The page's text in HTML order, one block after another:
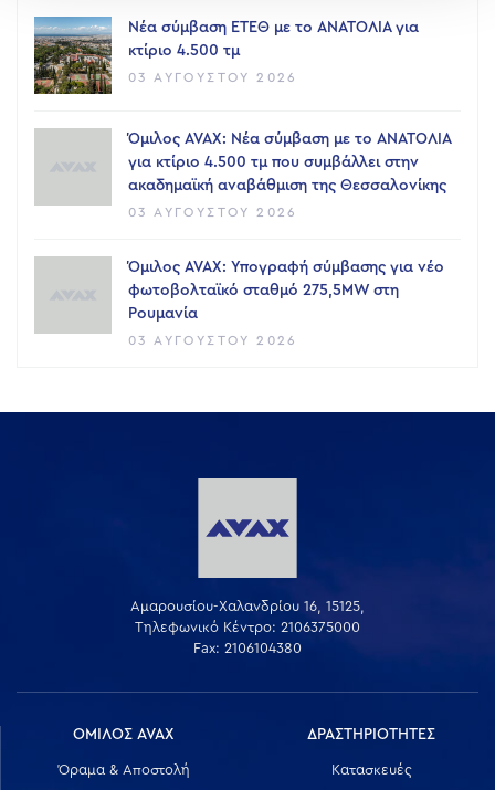
Νέα σύμβαση ΕΤΕΘ με το ΑΝΑΤΟΛΙΑ για
κτίριο 4.500 τμ
03 ΑΥΓΟΎΣΤΟΥ 2026
Όμιλος AVAX: Νέα σύμβαση με το ΑΝΑΤΟΛΙΑ
για κτίριο 4.500 τμ που συμβάλλει στην
ακαδημαϊκή αναβάθμιση της Θεσσαλονίκης
03 ΑΥΓΟΎΣΤΟΥ 2026
Όμιλος AVAX: Υπογραφή σύμβασης για νέο
φωτοβολταϊκό σταθμό 275,5MW στη
Ρουμανία
03 ΑΥΓΟΎΣΤΟΥ 2026
Αμαρουσίου-Χαλανδρίου 16, 15125,
Τηλεφωνικό Κέντρο: 2106375000
Fax: 2106104380
ΟΜΙΛΟΣ AVAX
Όραμα & Αποστολή
ΔΡΑΣΤΗΡΙΟΤΗΤΕΣ
Κατασκευές